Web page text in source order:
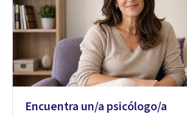
Encuentra un/a psicólogo/a